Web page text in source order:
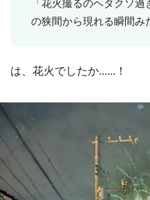
「花火撮るのヘタクソ
の狭間から現れる瞬間み
は、花火でしたか......！